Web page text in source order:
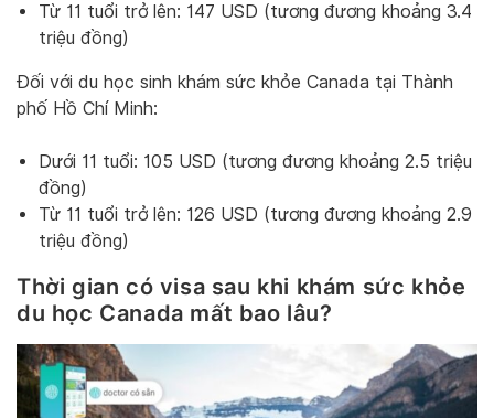
Từ 11 tuổi trở lên: 147 USD (tương đương khoảng 3.4
triệu đồng)
Đối với du học sinh khám sức khỏe Canada tại Thành
phố Hồ Chí Minh:
Dưới 11 tuổi: 105 USD (tương đương khoảng 2.5 triệu
đồng)
Từ 11 tuổi trở lên: 126 USD (tương đương khoảng 2.9
triệu đồng)
Thời gian có visa sau khi khám sức khỏe
du học Canada mất bao lâu?